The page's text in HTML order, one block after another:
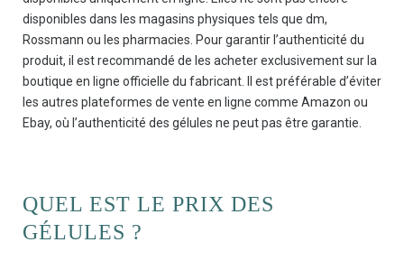
disponibles dans les magasins physiques tels que dm,
Rossmann ou les pharmacies. Pour garantir l’authenticité du
produit, il est recommandé de les acheter exclusivement sur la
boutique en ligne officielle du fabricant. Il est préférable d’éviter
les autres plateformes de vente en ligne comme Amazon ou
Ebay, où l’authenticité des gélules ne peut pas être garantie.
QUEL EST LE PRIX DES
GÉLULES ?